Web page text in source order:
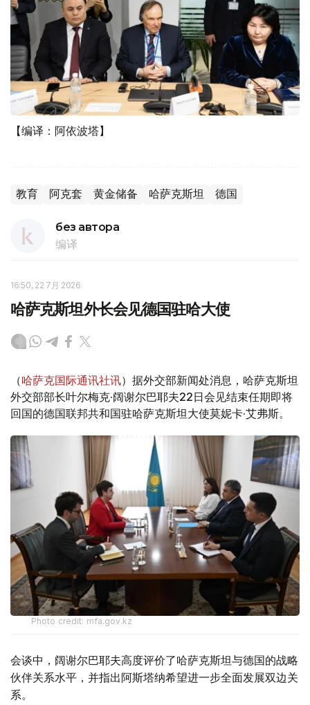
【编译：阿依波塔】
教育 阿克套 黄金储备 哈萨克斯坦 德国
без автора
编译
16:50, 22 7月 2026
哈萨克斯坦外长会见德国驻哈大使
（哈萨克国际通讯社讯）据外交部新闻处消息，哈萨克斯坦
外交部部长叶尔梅克·阔谢尔巴耶夫22日会见结束任期即将
回国的德国联邦共和国驻哈萨克斯坦大使莫妮卡·艾弗斯。
Photo credit: mfa.gov.kz
会谈中，阔谢尔巴耶夫高度评价了哈萨克斯坦与德国的战略
伙伴关系水平，并指出阿斯塔纳希望进一步全面发展双边关
系。